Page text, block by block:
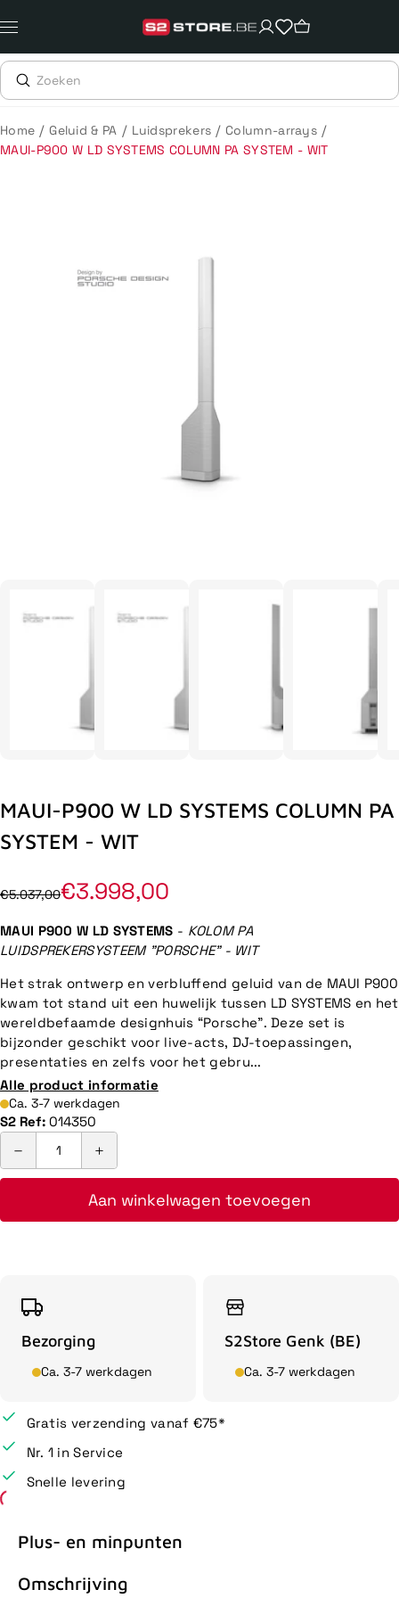
naar
content
Home / Geluid & PA / Luidsprekers / Column-arrays /
MAUI-P900 W LD SYSTEMS COLUMN PA SYSTEM - WIT
MAUI-P900 W LD SYSTEMS COLUMN PA
SYSTEM - WIT
€5.037,00€3.998,00
MAUI P900 W LD SYSTEMS - KOLOM PA
LUIDSPREKERSYSTEEM "PORSCHE" - WIT
Het strak ontwerp en verbluffend geluid van de MAUI P900
kwam tot stand uit een huwelijk tussen LD SYSTEMS en het
wereldbefaamde designhuis “Porsche”. Deze set is
bijzonder geschikt voor live-acts, DJ-toepassingen,
presentaties en zelfs voor het gebru...
Alle product informatie
Ca. 3-7 werkdagen
S2 Ref: 014350
Aan winkelwagen toevoegen
Bezorging
Ca. 3-7 werkdagen
S2Store Genk (BE)
Ca. 3-7 werkdagen
Gratis verzending vanaf €75*
Nr. 1 in Service
Snelle levering
Plus- en minpunten
Omschrijving